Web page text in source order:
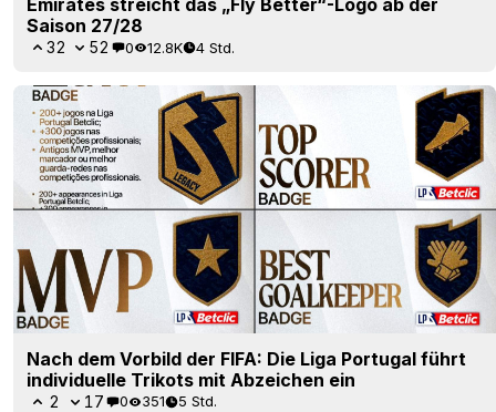
Emirates streicht das „Fly Better“-Logo ab der
Saison 27/28
32 52 0 12.8K 4 Std.
Nach dem Vorbild der FIFA: Die Liga Portugal führt
individuelle Trikots mit Abzeichen ein
2 17 0 351 5 Std.